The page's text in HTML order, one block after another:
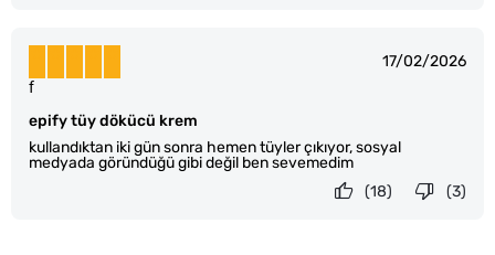
17/02/2026
epify tüy dökücü krem
kullandıktan iki gün sonra hemen tüyler çıkıyor, sosyal
medyada göründüğü gibi değil ben sevemedim
f
(3)
(18)